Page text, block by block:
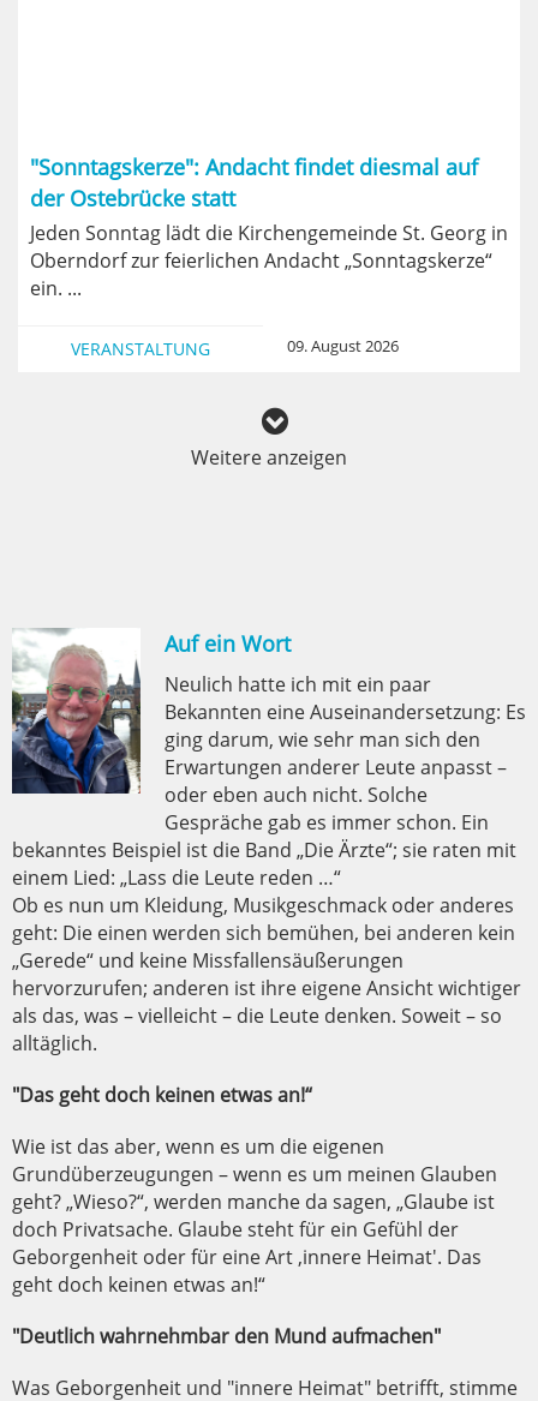
"Sonntagskerze": Andacht findet diesmal auf
der Ostebrücke statt
Jeden Sonntag lädt die Kirchengemeinde St. Georg in
Oberndorf zur feierlichen Andacht „Sonntagskerze“
ein. ...
VERANSTALTUNG 09. August 2026
Weitere anzeigen
Auf ein Wort
Neulich hatte ich mit ein paar
Bekannten eine Auseinandersetzung: Es
ging darum, wie sehr man sich den
Erwartungen anderer Leute anpasst –
oder eben auch nicht. Solche
Gespräche gab es immer schon. Ein
bekanntes Beispiel ist die Band „Die Ärzte“; sie raten mit
einem Lied: „Lass die Leute reden …“
Ob es nun um Kleidung, Musikgeschmack oder anderes
geht: Die einen werden sich bemühen, bei anderen kein
„Gerede“ und keine Missfallensäußerungen
hervorzurufen; anderen ist ihre eigene Ansicht wichtiger
als das, was – vielleicht – die Leute denken. Soweit – so
alltäglich.
"Das geht doch keinen etwas an!“
Wie ist das aber, wenn es um die eigenen
Grundüberzeugungen – wenn es um meinen Glauben
geht? „Wieso?“, werden manche da sagen, „Glaube ist
doch Privatsache. Glaube steht für ein Gefühl der
Geborgenheit oder für eine Art ,innere Heimat'. Das
geht doch keinen etwas an!“
"Deutlich wahrnehmbar den Mund aufmachen"
Was Geborgenheit und "innere Heimat" betrifft, stimme